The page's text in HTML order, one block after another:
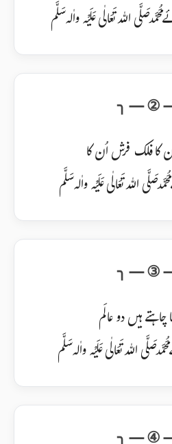
صَلَّی اللہ تَعَالٰی عَلَیْہ واٰلہ سَلَّم
کا فلک فرش اُن کا
اللہ تَعَالٰی عَلَیْہ واٰلہ سَلَّم
ہیں دو عالَم
صَلَّی اللہ تَعَالٰی عَلَیْہ واٰلہ سَلَّم